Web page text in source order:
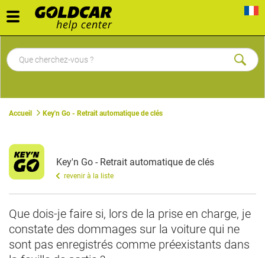
Toggle
navigation
Accueil Key'n Go - Retrait automatique de clés
Key'n Go - Retrait automatique de clés
revenir à la liste
Que dois-je faire si, lors de la prise en charge, je
constate des dommages sur la voiture qui ne
sont pas enregistrés comme préexistants dans